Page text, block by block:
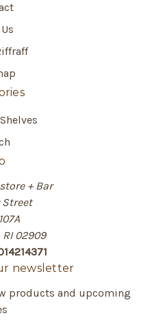
+ Bar
Street
02909
newsletter
products and upcoming